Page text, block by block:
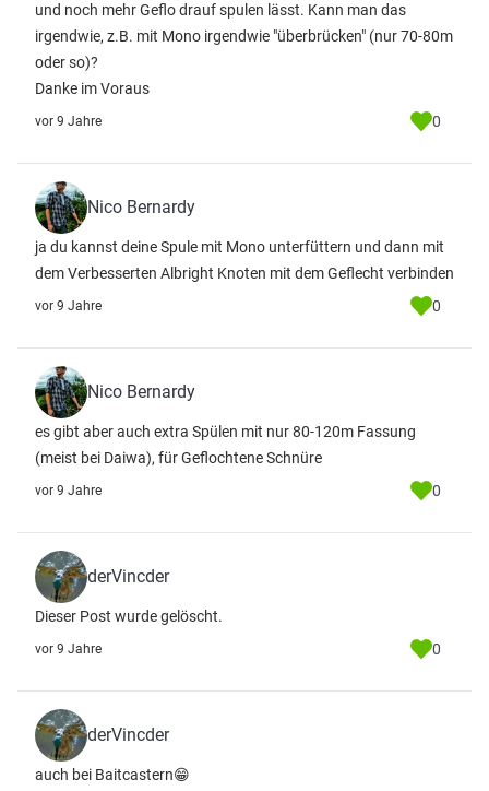
und noch mehr Geflo drauf spulen lässt. Kann man das
irgendwie, z.B. mit Mono irgendwie "überbrücken" (nur 70-80m
oder so)?
Danke im Voraus
vor 9 Jahre 0
Nico Bernardy
ja du kannst deine Spule mit Mono unterfüttern und dann mit
dem Verbesserten Albright Knoten mit dem Geflecht verbinden
vor 9 Jahre 0
Nico Bernardy
es gibt aber auch extra Spülen mit nur 80-120m Fassung
(meist bei Daiwa), für Geflochtene Schnüre
vor 9 Jahre 0
derVincder
Dieser Post wurde gelöscht.
vor 9 Jahre 0
derVincder
auch bei Baitcastern😁